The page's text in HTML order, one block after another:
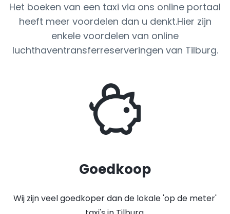
Het boeken van een taxi via ons online portaal
heeft meer voordelen dan u denkt.Hier zijn
enkele voordelen van online
luchthaventransferreserveringen van Tilburg.
Goedkoop
Wij zijn veel goedkoper dan de lokale 'op de meter'